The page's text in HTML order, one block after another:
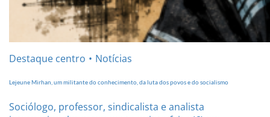
Destaque centro Notícias
Lejeune Mirhan, um militante do conhecimento, da luta dos povos e do socialismo
Sociólogo, professor, sindicalista e analista